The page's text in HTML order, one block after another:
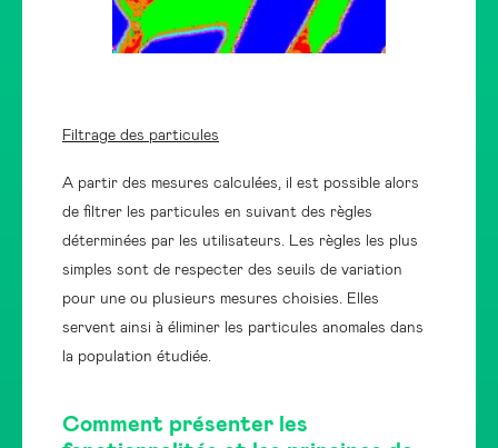
Filtrage des particules
A partir des mesures calculées, il est possible alors
de filtrer les particules en suivant des règles
déterminées par les utilisateurs. Les règles les plus
simples sont de respecter des seuils de variation
pour une ou plusieurs mesures choisies. Elles
servent ainsi à éliminer les particules anomales dans
la population étudiée.
Comment présenter les